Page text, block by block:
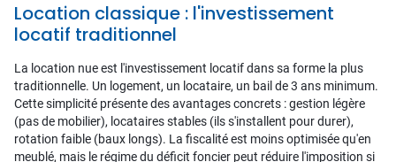
Location classique : l'investissement
locatif traditionnel
La location nue est l'investissement locatif dans sa forme la plus
traditionnelle. Un logement, un locataire, un bail de 3 ans minimum.
Cette simplicité présente des avantages concrets : gestion légère
(pas de mobilier), locataires stables (ils s'installent pour durer),
rotation faible (baux longs). La fiscalité est moins optimisée qu'en
meublé, mais le régime du déficit foncier peut réduire l'imposition si